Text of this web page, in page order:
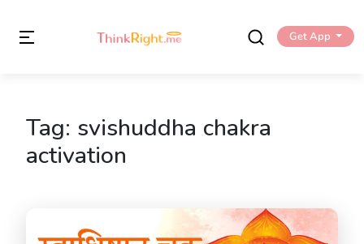
Get App
Tag: svishuddha chakra
activation